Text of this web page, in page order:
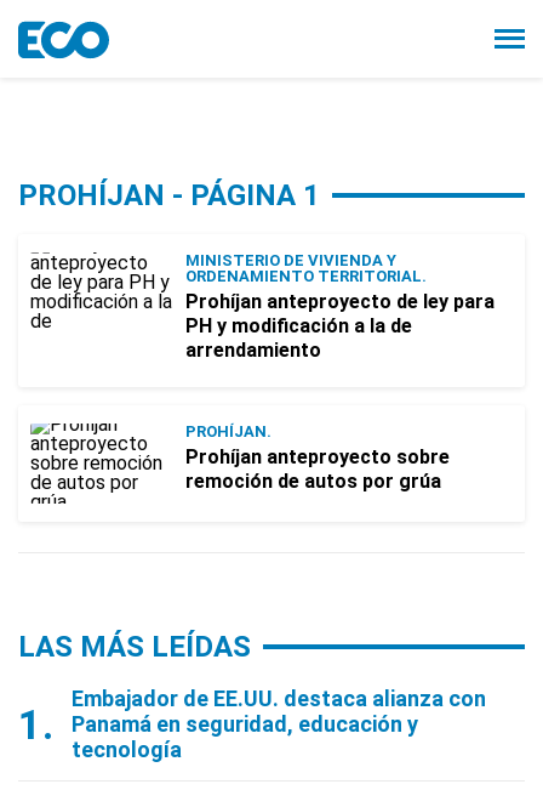
PROHÍJAN - PÁGINA 1
MINISTERIO DE VIVIENDA Y
ORDENAMIENTO TERRITORIAL.
Prohíjan anteproyecto de ley para
PH y modificación a la de
arrendamiento
PROHÍJAN.
Prohíjan anteproyecto sobre
remoción de autos por grúa
LAS MÁS LEÍDAS
Embajador de EE.UU. destaca alianza con
Panamá en seguridad, educación y
tecnología